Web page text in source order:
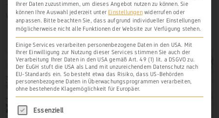
Weiterlesen
Ihrer Daten zuzustimmen, um dieses Angebot nutzen zu können. Sie
können Ihre Auswahl jederzeit unter Einstellungenwiderrufen oder
anpassen. Bitte beachten Sie, dass aufgrund individueller Einstellungen
möglicherweise nicht alle Funktionen der Website zur Verfügung stehen.
Einige Services verarbeiten personenbezogene Daten in den USA. Mit
Ihrer Einwilligung zur Nutzung dieser Services stimmen Sie auch der
Verarbeitung Ihrer Daten in den USA gemäß Art. 49 (1) lit. a DSGVO zu.
Der EuGH stuft die USA als Land mit unzureichendem Datenschutz nach
EU-Standards ein. So besteht etwa das Risiko, dass US-Behörden
personenbezogene Daten in Überwachungsprogrammen verarbeiten,
ohne bestehende Klagemöglichkeit für Europäer.
Es folgt eine Liste der Service-Gruppen, für
Essenziell